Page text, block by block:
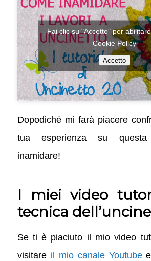
Fai clic su "Accetto" per
Cookie Policy
Accetto
Dopodiché mi farà piacere
tua esperienza su
inamidare!
I miei video
tecnica
Se ti è piaciuto il mio video
visitare il mio canale Youtubee